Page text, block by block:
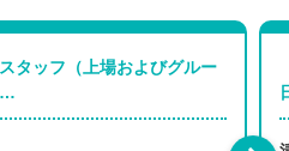
タッフ（上場およびグルー
…